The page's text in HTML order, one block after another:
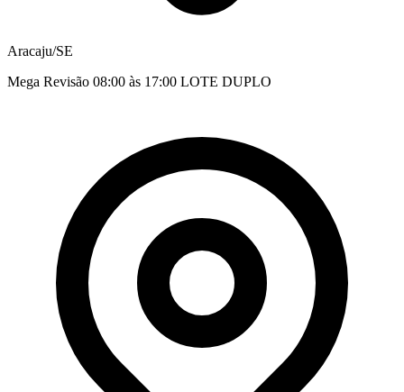
Aracaju/SE
Mega Revisão 08:00 às 17:00 LOTE DUPLO